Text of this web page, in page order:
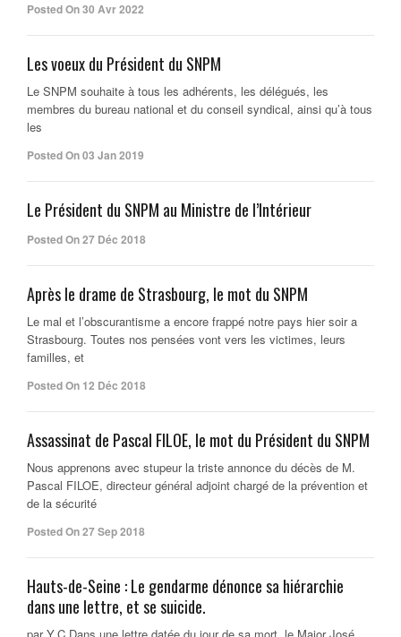
Posted On 30 Avr 2022
Les voeux du Président du SNPM
Le SNPM souhaite à tous les adhérents, les délégués, les
membres du bureau national et du conseil syndical, ainsi qu’à tous
les
Posted On 03 Jan 2019
Le Président du SNPM au Ministre de l’Intérieur
Posted On 27 Déc 2018
Après le drame de Strasbourg, le mot du SNPM
Le mal et l’obscurantisme a encore frappé notre pays hier soir a
Strasbourg. Toutes nos pensées vont vers les victimes, leurs
familles, et
Posted On 12 Déc 2018
Assassinat de Pascal FILOE, le mot du Président du SNPM
Nous apprenons avec stupeur la triste annonce du décès de M.
Pascal FILOE, directeur général adjoint chargé de la prévention et
de la sécurité
Posted On 27 Sep 2018
Hauts-de-Seine : Le gendarme dénonce sa hiérarchie
dans une lettre, et se suicide.